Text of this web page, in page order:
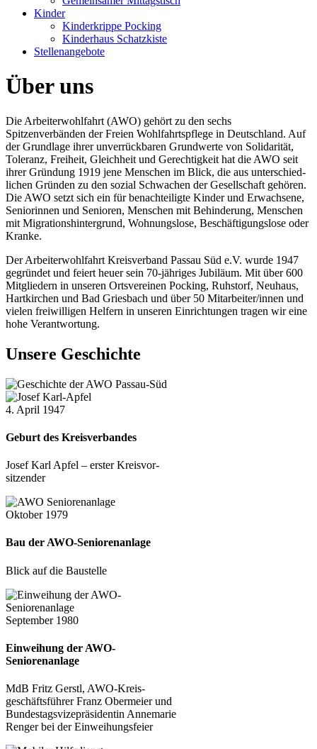
Kinder
Kinderkrippe Pocking
Kinderhaus Schatzkiste
Stellenangebote
Über uns
Die Arbeiterwohlfahrt (AWO) gehört zu den sechs
Spitzenverbänden der Freien Wohl­fahrts­pflege in Deutsch­land. Auf
der Grund­lage ihrer unver­rück­baren Grund­werte von Solidarität,
Toleranz, Freiheit, Gleichheit und Gerechtigkeit hat die AWO seit
ihrer Grün­dung 1919 jene Menschen im Blick, die aus un­ter­schied­
lichen Grün­den zu den sozial Schwachen der Gesell­schaft gehören.
Die AWO setzt sich ein für benachteiligte Kinder und Erwachsene,
Senio­rin­nen und Se­nio­ren, Men­schen mit Be­hin­derung, Men­schen
mit Migrations­hintergrund, Woh­nungs­lose, Be­schäfti­gungs­lose oder
Kranke.
Der Arbeiterwohlfahrt Kreisverband Passau Süd e.V. wurde 1947
gegründet und feiert heuer sein 70-jähriges Jubi­läum. Mit über 600
Mitgliedern in unseren Ortsvereinen Pocking, Ruh­storf, Neu­haus,
Hart­kirchen und Bad Griesbach und über 50 Mitar­bei­ter/​innen und
vielen frei­willigen Hel­fern in unseren Ein­rich­tungen tragen wir eine
hohe Verant­wor­tung.
Unsere Geschichte
4. April 1947
Geburt des Kreis­ver­bandes
Josef Karl Apfel – erster Kreis­vor­
sitzender
Oktober 1979
Bau der AWO-Senioren­anlage
Blick auf die Baustelle
September 1980
Einweihung der AWO-
Seniorenanlage
MdB Fritz Gerstl, AWO-Kreis­
geschäfts­führer Franz Obermeier und
Bundes­tags­vize­präsidentin Annemarie
Renger bei der Ein­weihungs­feier